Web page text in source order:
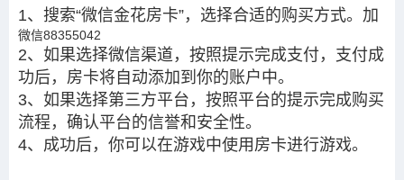
1、搜索“微信金花房卡”，选择合适的购买方式。加
微信88355042
2、如果选择微信渠道，按照提示完成支付，支付成
功后，房卡将自动添加到你的账户中。
3、如果选择第三方平台，按照平台的提示完成购买
流程，确认平台的信誉和安全性。
4、成功后，你可以在游戏中使用房卡进行游戏。